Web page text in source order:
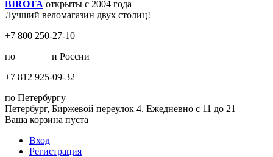
BIROTA открыты с 2004 года
Лучший веломагазин двух столиц!
+7 800 250-27-10
по
и России
+7 812 925-09-32
по Петербургу
Петербург, Биржевой переулок 4. Ежедневно с 11 до 21
Ваша корзина пуста
Вход
Регистрация